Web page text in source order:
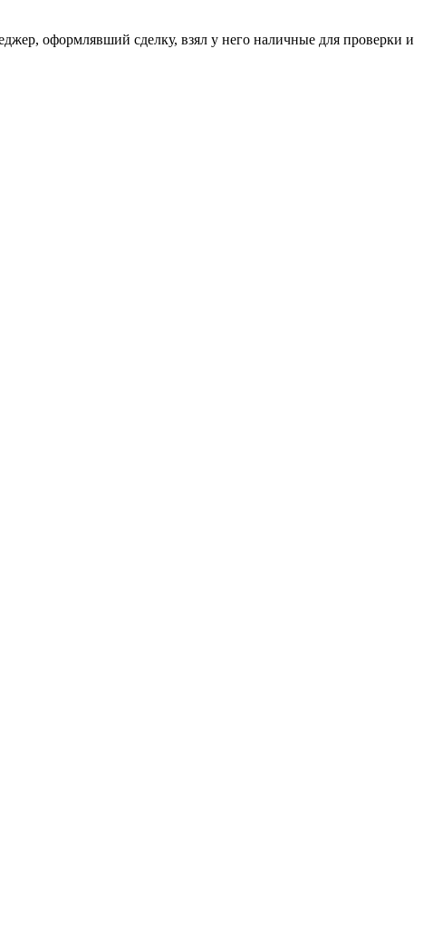
оформлявший сделку, взял у него наличные для проверки и